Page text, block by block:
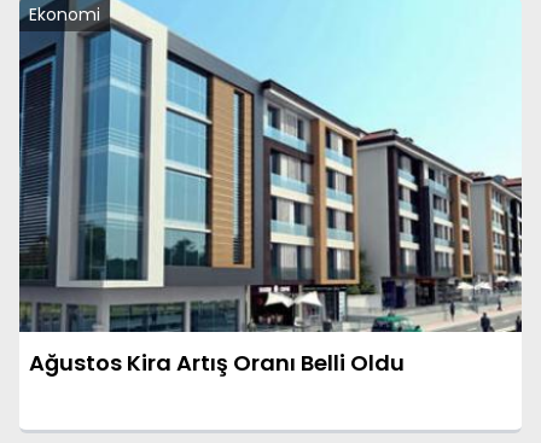
Ekonomi
Ağustos Kira Artış Oranı Belli Oldu